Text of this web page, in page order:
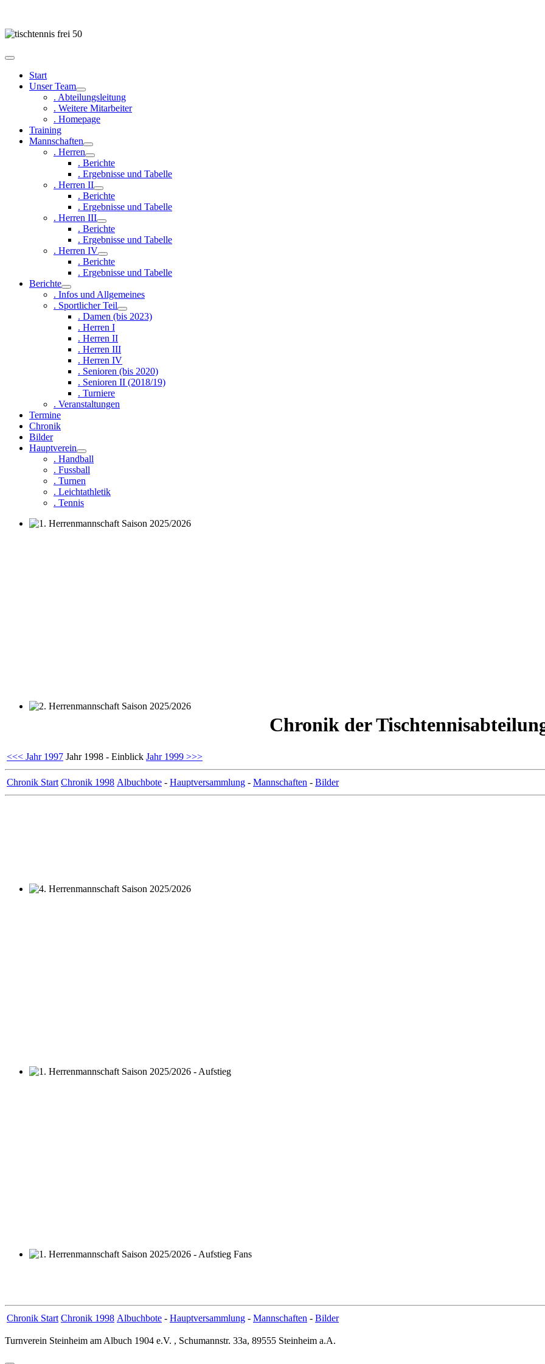
Start
Unser Team
. Abteilungsleitung
. Weitere Mitarbeiter
. Homepage
Training
Mannschaften
. Herren
. Berichte
. Ergebnisse und Tabelle
. Herren II
. Berichte
. Ergebnisse und Tabelle
. Herren III
. Berichte
. Ergebnisse und Tabelle
. Herren IV
. Berichte
. Ergebnisse und Tabelle
Berichte
. Infos und Allgemeines
. Sportlicher Teil
. Damen (bis 2023)
. Herren I
. Herren II
. Herren III
. Herren IV
. Senioren (bis 2020)
. Senioren II (2018/19)
. Turniere
. Veranstaltungen
Termine
Chronik
Bilder
Hauptverein
. Handball
. Fussball
. Turnen
. Leichtathletik
. Tennis
Chronik der
<<< Jahr 1997 Jahr 1998 - Einblick Jahr 1999 >>>
Chronik Start Chronik 1998 Albuchbote - Hauptversammlung - Mannschaften - Bilder
Chronik Start Chronik 1998 Albuchbote - Hauptversammlung - Mannschaften - Bilder
Turnverein Steinheim am Albuch 1904 e.V. , Schumannstr. 33a, 89555 Steinheim a.A.